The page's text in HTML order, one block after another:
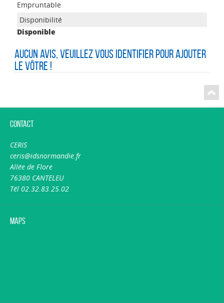
Empruntable
Disponible
Aucun avis, veuillez vous identifier pour ajouter
le vôtre !
Contact
CERIS
ceris@idsnormandie.fr
Allée de Flore
76380 CANTELEU
Tél 02.32.83.25.02
Maps